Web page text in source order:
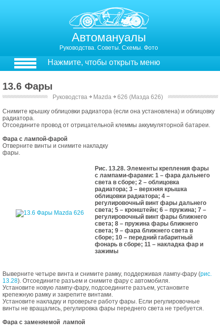
Автомануалы
Руководства. Советы. Схемы. Фото
Нажмите, чтобы открыть меню
13.6 Фары
Руководства ￫ Mazda ￫ 626 (Мазда 626)
Снимите крышку облицовки радиатора (если она установлена) и облицовку
радиатора.
Отсоедините провод от отрицательной клеммы аккумуляторной батареи.
Фара с лампой-фарой
Отверните винты и снимите накладку
фары.
Рис. 13.28. Элементы крепления фары
с лампами-фарами: 1 – фара дальнего
света в сборе; 2 – облицовка
радиатора; 3 – верхняя крышка
облицовки радиатора; 4 –
регулировочный винт фары дальнего
света; 5 – кронштейн; 6 – пружина; 7 –
регулировочный винт фары ближнего
света; 8 – пружина фары ближнего
света; 9 – фара ближнего света в
сборе; 10 – передний габаритный
фонарь в сборе; 11 – накладка фар и
зажимы
Выверните четыре винта и снимите рамку, поддерживая лампу-фару (рис.
13.28). Отсоедините разъем и снимите фару с автомобиля.
Установите новую лампу-фару, подсоедините разъем, установите
крепежную рамку и закрепите винтами.
Установите накладку и проверьте работу фары. Если регулировочные
винты не вращались, регулировка фары переднего света не требуется.
Фара с заменяемой лампой